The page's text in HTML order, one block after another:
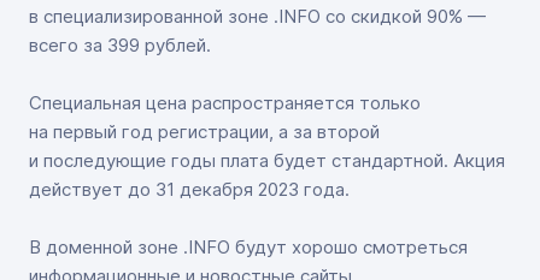
в специализированной зоне .INFO со скидкой 90% —
всего за 399 рублей.
Специальная цена распространяется только
на первый год регистрации, а за второй
и последующие годы плата будет стандартной. Акция
действует до 31 декабря 2023 года.
В доменной зоне .INFO будут хорошо смотреться